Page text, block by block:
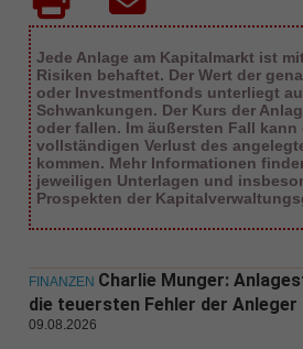
Jede Anlage am Kapitalmarkt ist
Risiken behaftet. Der Wert der
oder Investmentfonds unterliegt
Schwankungen. Der Kurs der
oder fallen. Im äußersten Fall kann
vollständigen Verlust des
kommen. Mehr Informationen
jeweiligen Unterlagen und
Prospekten der
FINANZEN Charlie Munger:
die teuersten Fehler der Anleger
09.08.2026